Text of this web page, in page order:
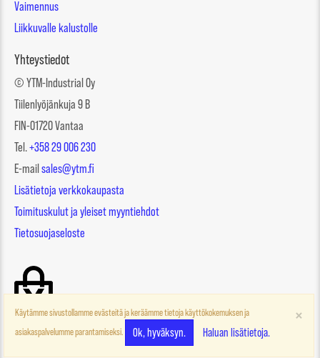
Vaimennus
Liikkuvalle kalustolle
Yhteystiedot
© YTM-Industrial Oy
Tiilenlyöjänkuja 9 B
FIN-01720 Vantaa
Tel.+358 29 006 230
E-mail sales@ytm.fi
Lisätietoja verkkokaupasta
Toimituskulut ja yleiset myyntiehdot
Tietosuojaseloste
×
Käytämme sivustollamme evästeitä ja keräämme tietoja käyttökokemuksen ja
asiakaspalvelumme parantamiseksi.
Ok, hyväksyn. Haluan lisätietoja.